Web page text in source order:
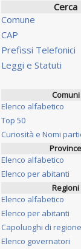
Cerca
Comune
CAP
Prefissi Telefonici
Leggi e Statuti
Comuni
Elenco alfabetico
Top 50
Curiosità e Nomi
Province
Elenco alfabetico
Elenco per abitanti
Regioni
Elenco alfabetico
Elenco per abitanti
Capoluoghi di regione
Elenco governatori